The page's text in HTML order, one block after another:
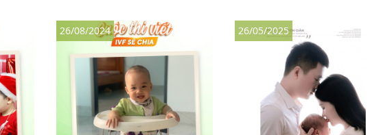
26/08/2024 26/05/2025